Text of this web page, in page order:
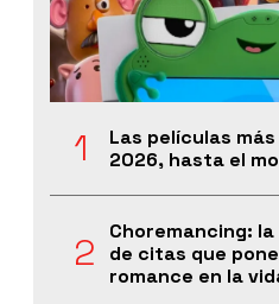
Las películas
2026, hasta el
Choremancing:
de citas que
romance en la